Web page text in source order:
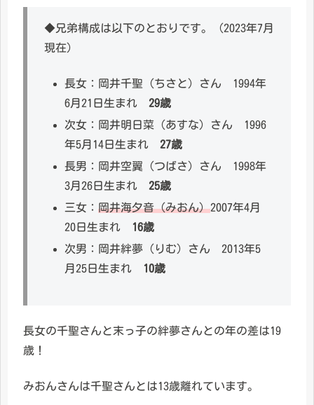
◆兄弟構成は以下のとおりです。（2023年7月
現在）
長女：岡井千聖（ちさと）さん 1994年
6月21日生まれ 29歳
次女：岡井明日菜（あすな）さん 1996
年5月14日生まれ 27歳
長男：岡井空翼（つばさ）さん 1998年
3月26日生まれ 25歳
三女：岡井海夕音（みおん）2007年4月
20日生まれ
16歳
次男：岡井絆夢（りむ）さん 2013年5
月25日生まれ
10歳
長女の千聖さんと末っ子の絆夢さんとの年の差は19
歳！
みおんさんは千聖さんとは13歳離れています。